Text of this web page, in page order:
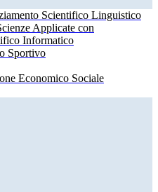
Scientifico Linguistico
Applicate con
Informatico
Sportivo
Economico Sociale